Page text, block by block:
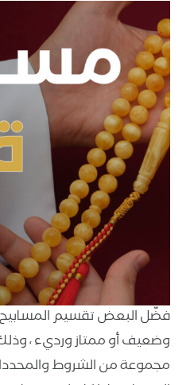
فضّل البعض تقسيم
وضعيف أو ممتاز ورديء ،
مجموعة من الشروط